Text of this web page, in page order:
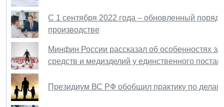
С 1 сентября 2022 года – обновленный
производстве
Минфин России рассказал об особенностях
средств и медизделий у единственного
Президиум ВС РФ обобщил практику по